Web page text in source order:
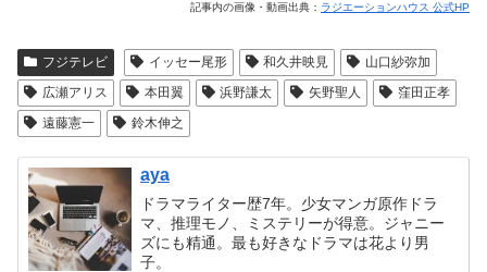
記事内の画像・動画出典： ラジエーションハウス 公式HP
フジテレビ イッセー尾形 和久井映見
山口紗弥加
広瀬アリス
本田翼 浜野謙太 矢野聖人
窪田正孝
遠藤憲一
鈴木伸之
aya
ドラマライター歴7年。少女マンガ原作ドラ
マ、推理モノ、ミステリーが得意。ジャニー
ズにも精通。最も好きなドラマは花より男
子。